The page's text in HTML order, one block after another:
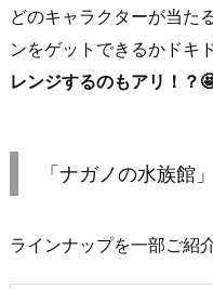
どのキャラクターが当た
ンをゲットできるかドキ
レンジするのもアリ！？
「ナガノの水族館
ラインナップを一部ご紹